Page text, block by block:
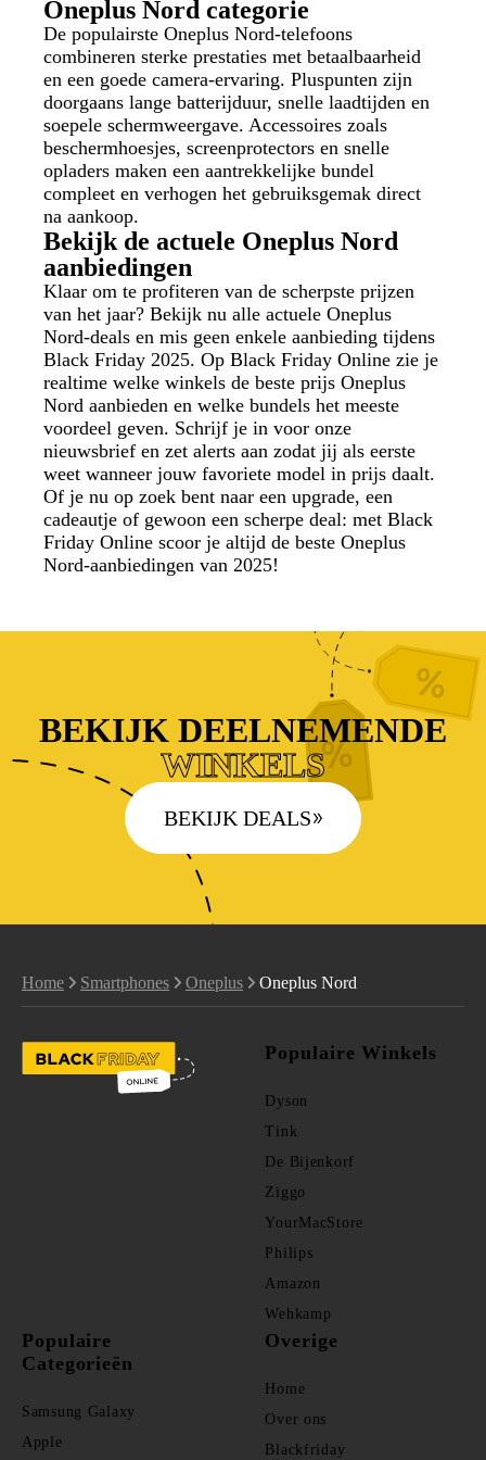
Oneplus Nord categorie
De populairste Oneplus Nord-telefoons
combineren sterke prestaties met betaalbaarheid
en een goede camera-ervaring. Pluspunten zijn
doorgaans lange batterijduur, snelle laadtijden en
soepele schermweergave. Accessoires zoals
beschermhoesjes, screenprotectors en snelle
opladers maken een aantrekkelijke bundel
compleet en verhogen het gebruiksgemak direct
na aankoop.
Bekijk de actuele Oneplus Nord
aanbiedingen
Klaar om te profiteren van de scherpste prijzen
van het jaar? Bekijk nu alle actuele Oneplus
Nord-deals en mis geen enkele aanbieding tijdens
Black Friday 2025. Op Black Friday Online zie je
realtime welke winkels de beste prijs Oneplus
Nord aanbieden en welke bundels het meeste
voordeel geven. Schrijf je in voor onze
nieuwsbrief en zet alerts aan zodat jij als eerste
weet wanneer jouw favoriete model in prijs daalt.
Of je nu op zoek bent naar een upgrade, een
cadeautje of gewoon een scherpe deal: met Black
Friday Online scoor je altijd de beste Oneplus
Nord-aanbiedingen van 2025!
BEKIJK DEELNEMENDE
WINKELS
BEKIJK DEALS
Home Smartphones Oneplus Oneplus Nord
Populaire Winkels
Dyson
Tink
De Bijenkorf
Ziggo
YourMacStore
Philips
Amazon
Wehkamp
Populaire
Categorieën
Samsung Galaxy
Apple
Overige
Home
Over ons
Blackfriday